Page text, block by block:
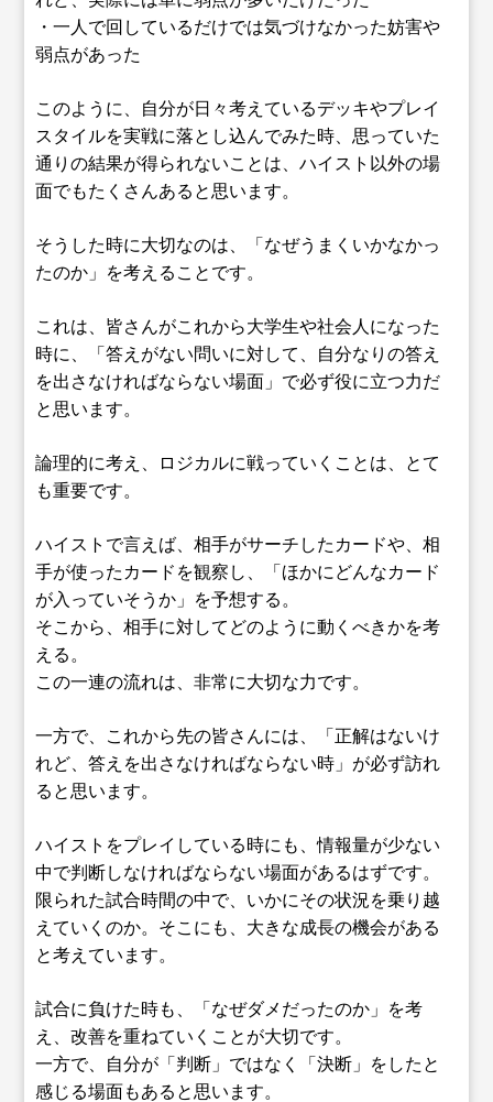
・一人で回しているだけでは気づけなかった妨害や
弱点があった
このように、自分が日々考えているデッキやプレイ
スタイルを実戦に落とし込んでみた時、思っていた
通りの結果が得られないことは、ハイスト以外の場
面でもたくさんあると思います。
そうした時に大切なのは、「なぜうまくいかなかっ
たのか」を考えることです。
これは、皆さんがこれから大学生や社会人になった
時に、「答えがない問いに対して、自分なりの答え
を出さなければならない場面」で必ず役に立つ力だ
と思います。
論理的に考え、ロジカルに戦っていくことは、とて
も重要です。
ハイストで言えば、相手がサーチしたカードや、相
手が使ったカードを観察し、「ほかにどんなカード
が入っていそうか」を予想する。
そこから、相手に対してどのように動くべきかを考
える。
この一連の流れは、非常に大切な力です。
一方で、これから先の皆さんには、「正解はないけ
れど、答えを出さなければならない時」が必ず訪れ
ると思います。
ハイストをプレイしている時にも、情報量が少ない
中で判断しなければならない場面があるはずです。
限られた試合時間の中で、いかにその状況を乗り越
えていくのか。そこにも、大きな成長の機会がある
と考えています。
試合に負けた時も、「なぜダメだったのか」を考
え、改善を重ねていくことが大切です。
一方で、自分が「判断」ではなく「決断」をしたと
感じる場面もあると思います。